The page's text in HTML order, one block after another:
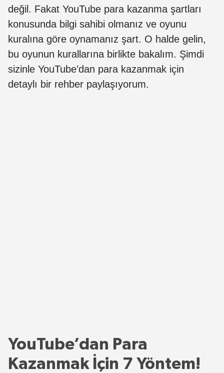
değil. Fakat YouTube para kazanma şartları
konusunda bilgi sahibi olmanız ve oyunu
kuralına göre oynamanız şart. O halde gelin,
bu oyunun kurallarına birlikte bakalım. Şimdi
sizinle YouTube’dan para kazanmak için
detaylı bir rehber paylaşıyorum.
YouTube’dan Para
Kazanmak İçin 7 Yöntem!